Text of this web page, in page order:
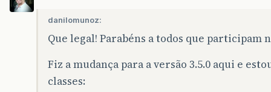
danilomunoz:
Que legal! Parabéns a todos que participam
Fiz a mudança para a versão 3.5.0 aqui e
classes: